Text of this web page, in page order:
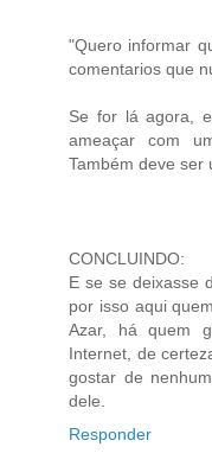
"Quero informar
comentarios que
Se for lá agora,
ameaçar com
Também deve ser
CONCLUINDO:
E se se deixasse
por isso aqui
Azar, há quem
Internet, de
gostar de
dele.
Responder